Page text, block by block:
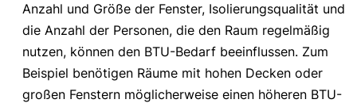
Anzahl und Größe der Fenster, Isolierungsqualität und
die Anzahl der Personen, die den Raum regelmäßig
nutzen, können den BTU-Bedarf beeinflussen. Zum
Beispiel benötigen Räume mit hohen Decken oder
großen Fenstern möglicherweise einen höheren BTU-